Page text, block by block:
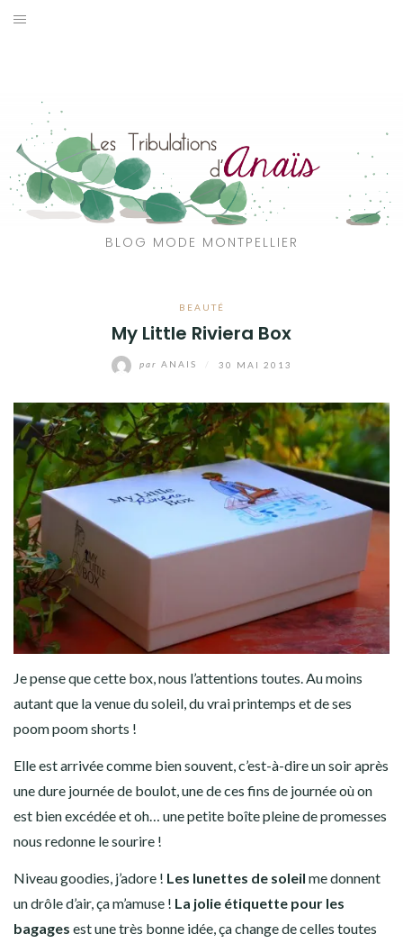
Aller
BLOG MODE MONTPELLIER
BEAUTÉ
My Little Riviera Box
par ANAIS 30 MAI 2013
Je pense que cette box, nous l’attentions toutes. Au moins
autant que la venue du soleil, du vrai printemps et de ses
poom poom shorts !
Elle est arrivée comme bien souvent, c’est-à-dire un soir après
une dure journée de boulot, une de ces fins de journée où on
est bien excédée et oh… une petite boîte pleine de promesses
nous redonne le sourire !
Niveau goodies, j’adore ! Les lunettes de soleil me donnent
un drôle d’air, ça m’amuse ! La jolie étiquette pour les
bagages est une très bonne idée, ça change de celles toutes
CATÉGORIES
VOYAGE
MON DRESSING